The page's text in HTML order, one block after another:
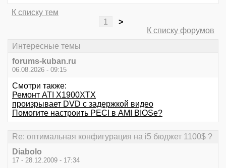
К списку тем
1
>
К списку форумов
Интересные темы
forums-kuban.ru
06.08.2026 - 09:15
Смотри также:
Ремонт ATI X1900XTX
произрывает DVD c задержкой видео
Помогите настроить PECI в AMI BIOSе?
Re: оптимальная конфигурация на i5 бюджет 1100$ ?
Diabolo
17 - 28.12.2009 - 17:34